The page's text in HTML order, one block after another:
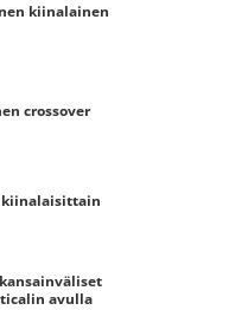
kiinalainen
crossover
kiinalaisittain
avulla